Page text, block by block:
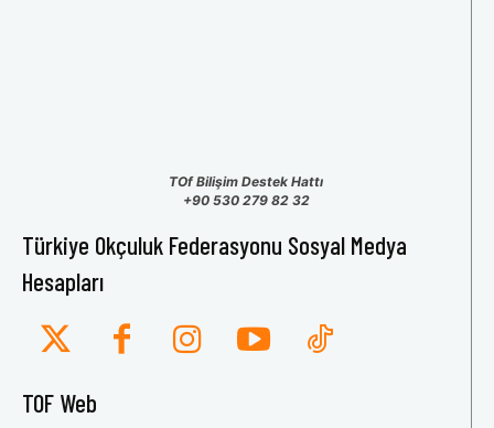
TOf Bilişim Destek Hattı
+90 530 279 82 32
Türkiye Okçuluk Federasyonu Sosyal Medya
Hesapları
TOF Web